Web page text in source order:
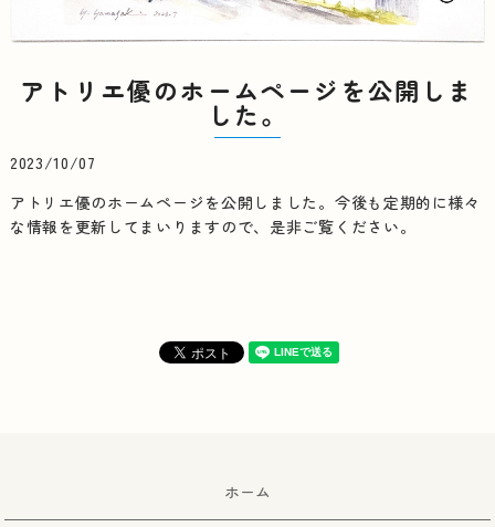
アトリエ優のホームページを公開しま
した。
2023/10/07
アトリエ優のホームページを公開しました。今後も定期的に様々
な情報を更新してまいりますので、是非ご覧ください。
ホーム